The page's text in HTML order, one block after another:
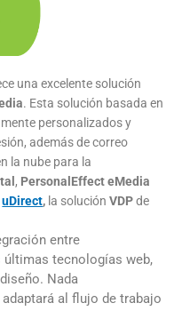
una excelente solución
. Esta solución basada en
personalizados y
además de correo
la nube para la
, PersonalEffect eMedia
uDirect, la soluciónVDPde
entre
últimas tecnologías web,
Nada
al flujo de trabajo